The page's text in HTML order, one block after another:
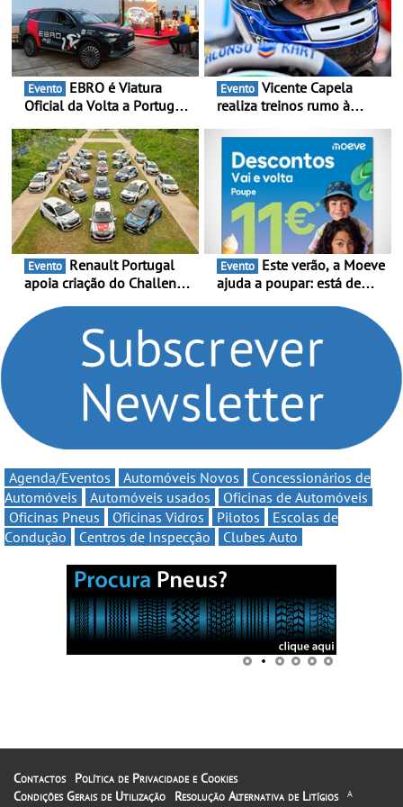
Evento
Oficial da Volta a Portugal
presença nacional ao lado
da mítica prova de ciclismo
e leva a sua gama SUV
multi-energia às estradas
de Portugal
Evento
realiza treinos rumo à
Portugal Karting e mira boa
estreia - O Campeonato
Portugal Karting 2026
decorre entre 1 de Março e
6 de Setembro
Evento
apoia criação do Challenge
compromisso com o
automobilismo nacional
continua em 2026
Evento
ajuda a poupar: está de
Volta” com descontos de
Agenda/Eventos Automóveis Novos
Concessionários de
Automóveis
Automóveis usados
Oficinas de Automóveis
Oficinas Pneus
Oficinas Vidros Pilotos
Escolas de
Condução
Centros de Inspecção Clubes Auto
Contactos
Política de Privacidade e Cookies
Condições Gerais de Utilização
Resolução Alternativa de Litígios
A